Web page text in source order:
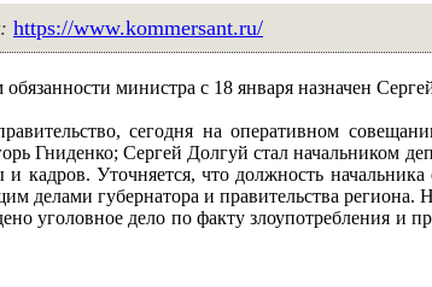
https://www.kommersant.ru/
министра с 18 января назначен
сегодня на оперативном
Гниденко; Сергей Долгуй стал начальником
и кадров. Уточняется, что должность
делами губернатора и правительства
уголовное дело по факту злоупотребления